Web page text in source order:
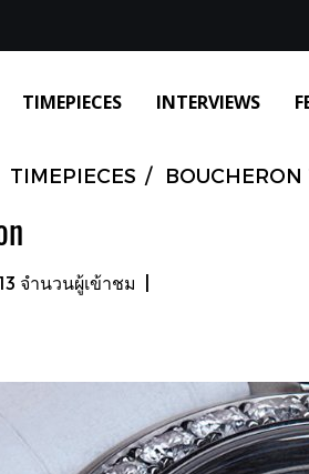
TIMEPIECES INTERVIEWS
TIMEPIECES
จำนวนผู้เข้าชม